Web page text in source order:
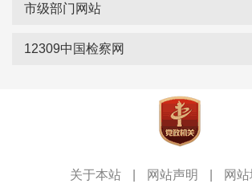
市级部门网站
12309中国检察网
关于本站 网站声明 网站